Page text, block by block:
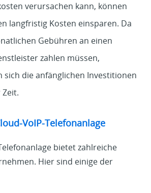
verursachen kann, können
langfristig Kosten einsparen. Da
Gebühren an einen
zahlen müssen,
sich die anfänglichen Investitionen
VoIP-Telefonanlage
bietet zahlreiche
Hier sind einige der